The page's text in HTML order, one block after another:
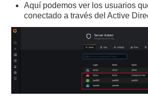
Aquí podemos ver los usuarios
conectado a través del Active